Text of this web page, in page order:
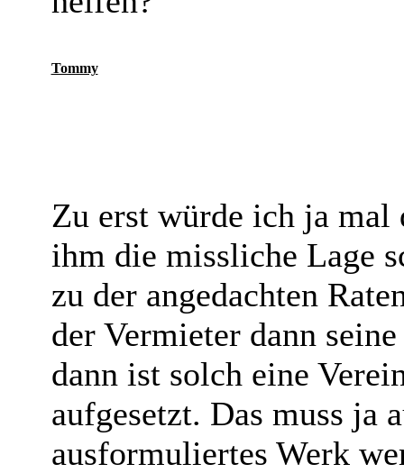
Tommy
Zu erst würde ich ja mal
ihm die missliche Lage
zu der angedachten
der Vermieter dann
dann ist solch eine
aufgesetzt. Das muss ja
ausformuliertes Werk